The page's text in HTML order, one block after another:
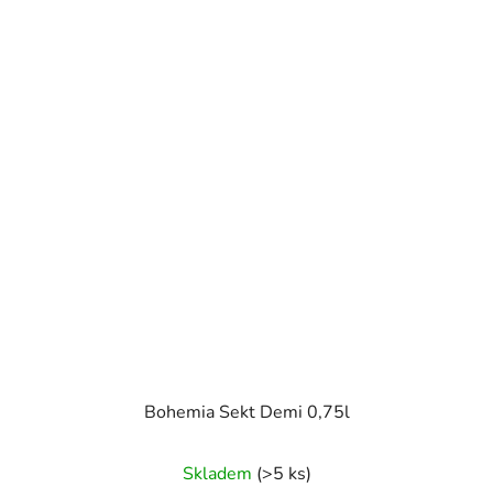
Bohemia Sekt Demi 0,75l
Skladem (>5 ks)